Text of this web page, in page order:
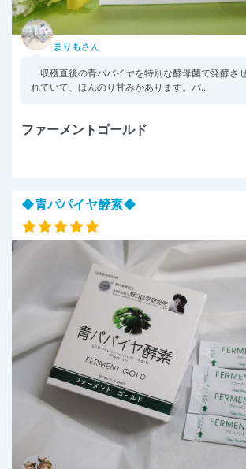
まりもさん
収穫直後の青パパイヤを特別な酵母菌で発酵さ
れていて、ほんのり甘みがあります。パ...
ファーメントゴールド
◆青パパイヤ酵素◆